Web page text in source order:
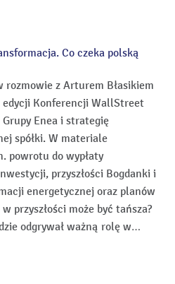
Co czeka polską
rozmowie z Arturem Błasikiem
edycji Konferencji WallStreet
Enea i strategię
spółki. W materiale
powrotu do wypłaty
przyszłości Bogdanki i
energetycznej oraz planów
przyszłości może być tańsza?
odgrywał ważną rolę w
złotych? Sprawdź, co na